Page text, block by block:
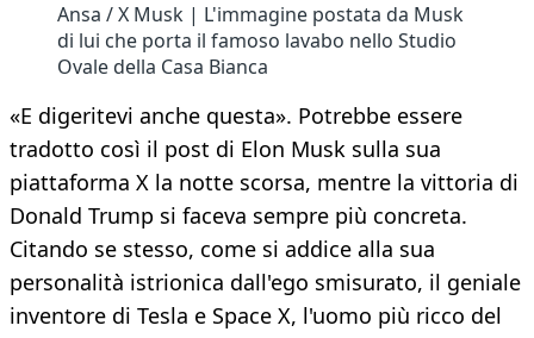
Ansa / X Musk | L'immagine postata da Musk
di lui che porta il famoso lavabo nello Studio
Ovale della Casa Bianca
«E digeritevi anche questa». Potrebbe essere
tradotto così il post di Elon Musk sulla sua
piattaforma X la notte scorsa, mentre la vittoria di
Donald Trump si faceva sempre più concreta.
Citando se stesso, come si addice alla sua
personalità istrionica dall'ego smisurato, il geniale
inventore di Tesla e Space X, l'uomo più ricco del